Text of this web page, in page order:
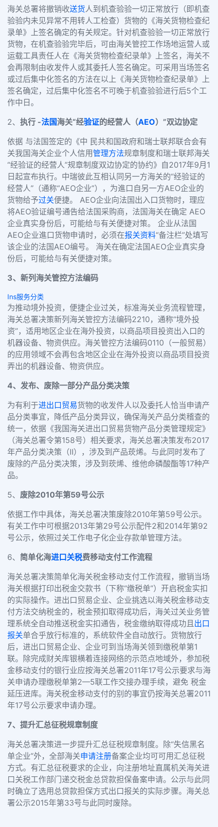
海关总署将撤销收送货人到机查验验一切正常放行（即机查
验验内未见异常不用转人工检查）货物的《海关货物检查纪
录单》上签名确定的有关规定。针对机查验验一切正常放行
货物，在机查验验完毕后，可由海关管控工作场地运营人或
运载工具责任人在《海关货物检查纪录单》上签名，海关不
会再限制由收发件人或其委托人签名确定。可采用当场签名
或过后集中化签名的方法在以上《海关货物检查纪录单》上
签名确定，过后集中化签名不可晚于机查验验进行后5个工
作中日。
2、 执行 -法国海关“经验证的经营人（AEO） ”双边协定
依据 与法国签定的《中 民共和国政府和瑞士联邦联合会有
关我国海关企业个人信用 管理方法规章制度和瑞士联邦海关
“经验证的经营人”规章制度双边协定的协约》自2017年9月 1
日起宣布执行。中瑞彼此互相认同另一方海关的“经验证的
经营人” （通称“AEO企业”），为進口自另一方AEO企业的
货物给予过关便捷。 AEO企业向法国出入口货物时，理应
将AEO验证编号通告给法国采购商，法国海关在确定 AEO
企业真实身份后，可能给与有关便捷对策。 企业从法国
AEO企业進口货物申请时，必须在报关资料“备注栏”处填写
该企业的法国AEO编号。 海关在确定法国AEO企业真实身
份后，可能给与有关便捷对策。
3、 新列海关管控方法编码
Ins服务分类
为推动境外投资，便捷企业过关，标准海关业务流程管理，
海关总署决策新列海关管控方法编码2210 ，通称“境外投
资”，适用地区企业在海外投资，以商品项目投资出入口的
机器设备、物资供应。海关管控方法编码0110 （一般贸易）
的应用领域不会再包含地区企业在海外投资以商品项目投资
弄出的机器设备、物资供应。
4、 发布、废除一部分产品分类决策
为有利于进出口贸易货物的收发件人以及委托人恰当申请产
品分类事宜，降低产品分类异议，确保海关产品分类稽查的
统一，依据《我国海关进出口贸易货物产品分类管理规定》
（海关总署令第158号）相关要求，海关总署决策发布2017
年产品分类决策（Ⅱ），涉及到产品莰烯。与此同时发布了
废除的产品分类决策，涉及到莰烯、维他命磷酸酯等17种产
品。
5、 废除2010年第59号公示
依据工作中具体，海关总署决策废除2010年第59号公示。
有关工作中可根据2013年第29号公示配件2和2014年第92
号公示，依照过关工作电子化企业存款单管理方法。
6、 简单化海进口关税费移动支付工作流程
海关总署决策简单化海关税金移动支付工作流程，撤销当场
海关根据打印出税金交款书（下称“缴税单”）开启税金实扣
的实际操作。进出口贸易企业、企业挑选以海关税金移动支
付方法交纳税金的，税金预扣取得成功后，海关过关业务管
理系统全自动推送税金实扣通告，税金缴纳取得成功且 出口
报关单合乎放行标准的，系统软件全自动放行。货物放行
后，进出口贸易企业、企业可到当场海关领到缴税单第1
联。除完成财关库银横着连接网络的示范点地域外，参加税
金移动支付的银行业应按海关总署2011年17号公示要求与海
关申请办理缴税单第2—5联工作交接办理手续，避免 税金
延压进库。海关税金移动支付的别的事宜仍按海关总署2011
年17号公示要求申请办理。
7、 提升汇总征税规章制度
海关总署决策进一步提升汇总征税规章制度。除“失信黑名
单企业”外，全部海关申请注册备案企业均可可用汇总征税
方式。有汇总征税要求的企业，向注册地址直属机关海关进
口关税工作部门递交税金总贷款担保备案申请。公示与此同
时确立了选用总贷款担保方式出口报关的实际步骤。海关总
署公示2015年第33号与此同时废除。